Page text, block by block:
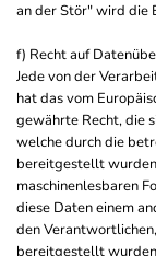
an der Stör" wird die
f) Recht auf
Jede von der
hat das vom
gewährte Recht, die
welche durch die
bereitgestellt
maschinenlesbaren
diese Daten einem
den
bereitgestellt